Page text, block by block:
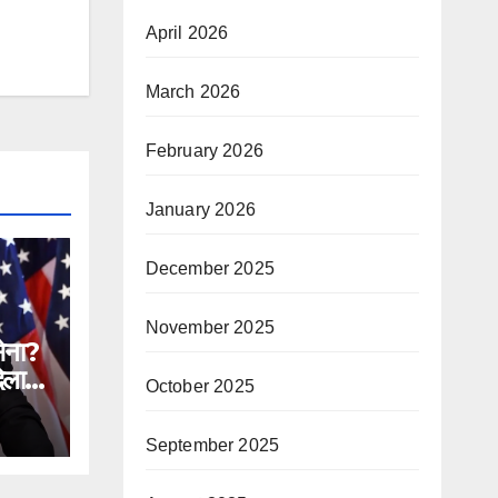
April 2026
March 2026
February 2026
January 2026
December 2025
November 2025
October 2025
September 2025